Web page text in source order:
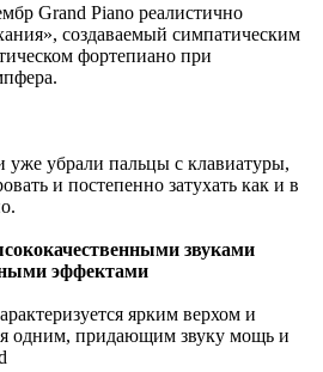
Grand Piano реалистично
создаваемый симпатическим
фортепиано при
убрали пальцы с клавиатуры,
и постепенно затухать как и в
звуками
эффектами
ярким верхом и
одним, придающим звуку мощь и